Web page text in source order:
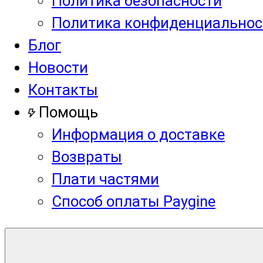
Политика
Блог
Новости
Контакты
Помощь
Информация о доставке
Возвраты
Плати частями
Способ оплаты Paygine